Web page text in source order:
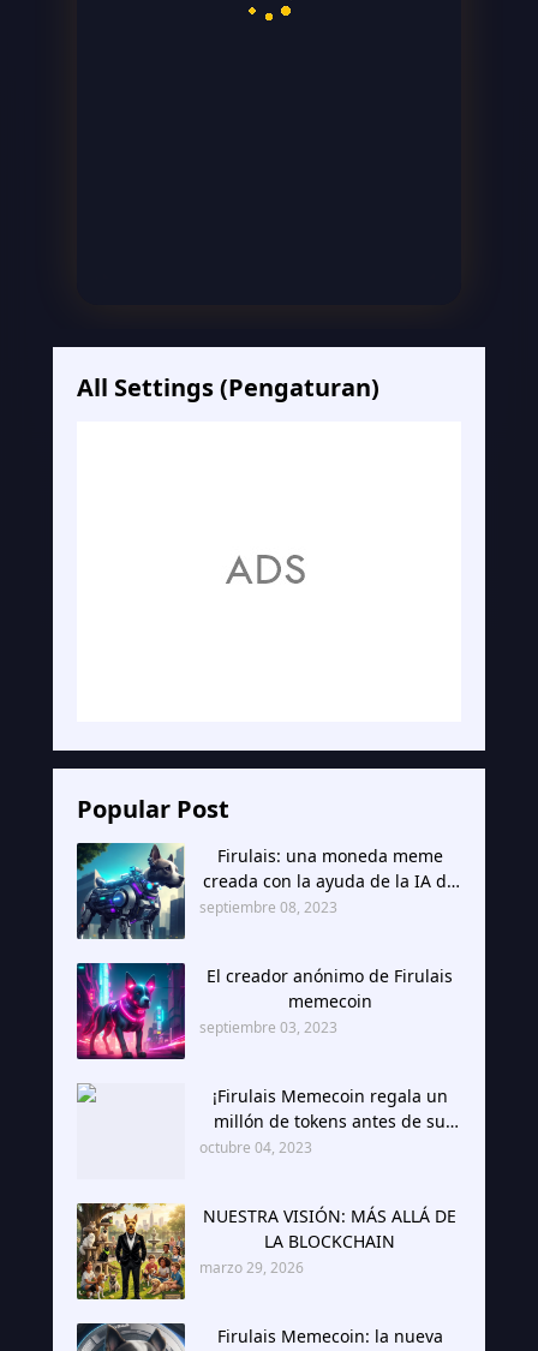
All Settings (Pengaturan)
Popular Post
Firulais: una moneda meme
creada con la ayuda de la IA de
Google, Google Bar
septiembre 08, 2023
El creador anónimo de Firulais
memecoin
septiembre 03, 2023
¡Firulais Memecoin regala un
millón de tokens antes de su
lanzamiento!
octubre 04, 2023
NUESTRA VISIÓN: MÁS ALLÁ DE
LA BLOCKCHAIN
marzo 29, 2026
Firulais Memecoin: la nueva